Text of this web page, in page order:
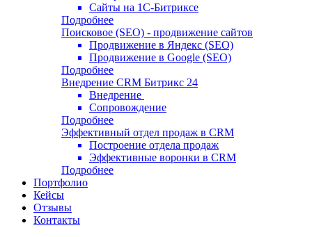
Сайты на 1С-Битриксе
Подробнее
Поисковое (SEO) - продвижение сайтов
Продвижение в Яндекс (SEO)
Продвижение в Google (SEO)
Подробнее
Внедрение CRM Битрикс 24
Внедрение
Сопровождение
Подробнее
Эффективный отдел продаж в CRM
Построение отдела продаж
Эффективные воронки в CRM
Подробнее
Портфолио
Кейсы
Отзывы
Контакты